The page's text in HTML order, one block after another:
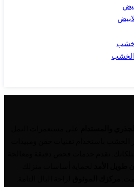
نقدم خدمات فحص دقيقة ومعالجة